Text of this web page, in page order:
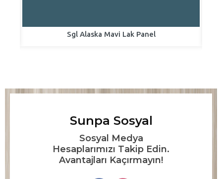
Sgl Alaska Mavi Lak Panel
Sunpa Sosyal
Sosyal Medya
Hesaplarımızı Takip Edin.
Avantajları Kaçırmayın!